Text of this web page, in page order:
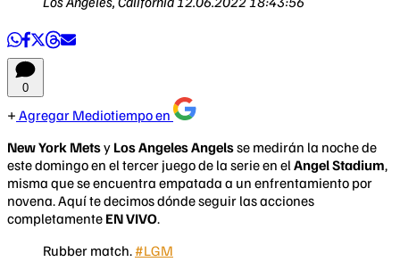
0
Agregar Mediotiempo en
New York Metsy Los Angeles Angelsse medirán la noche de
este domingo en el tercer juego de la serie en el Angel Stadium,
misma que se encuentra empatada a un enfrentamiento por
novena. Aquí te decimos dónde seguir las acciones
completamente EN VIVO.
Rubber match. #LGM